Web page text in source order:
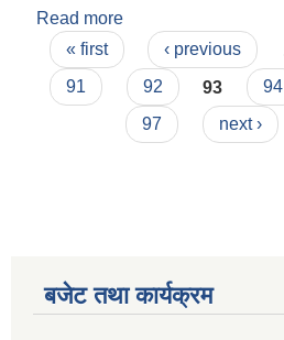
Read more
Pages
« first ‹ previous
91
92 93 94
97
next ›
बजेट तथा कार्यक्रम